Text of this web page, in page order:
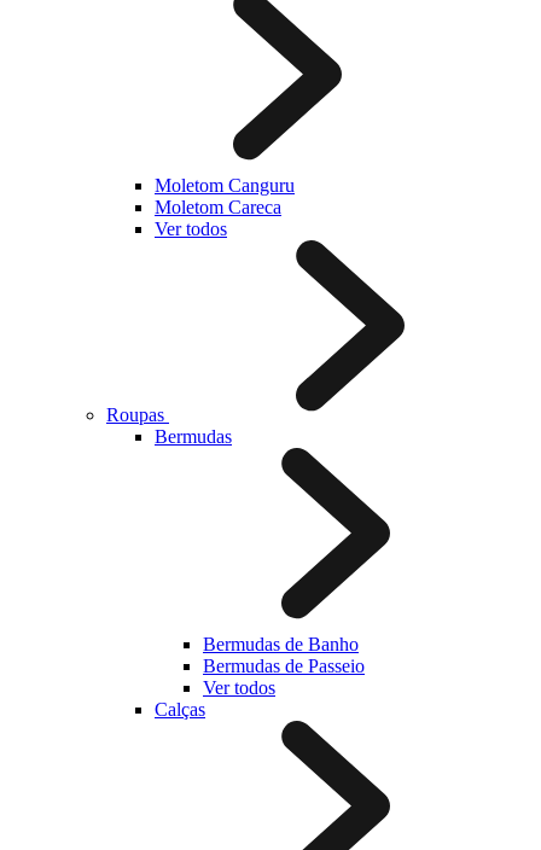
Moletom Canguru
Moletom Careca
Ver todos
Roupas
Bermudas
Bermudas de Banho
Bermudas de Passeio
Ver todos
Calças